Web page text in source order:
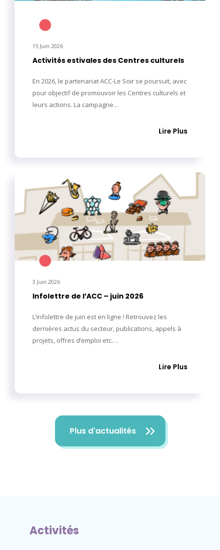
15 Juin 2026
Activités estivales des Centres culturels
En 2026, le partenariat ACC-Le Soir se poursuit, avec
pour objectif de promouvoir les Centres culturels et
leurs actions. La campagne…
Lire Plus
3 Juin 2026
Infolettre de l’ACC – juin 2026
L’infolettre de juin est en ligne ! Retrouvez les
dernières actus du secteur, publications, appels à
projets, offres d’emploi etc.…
Lire Plus
Plus d'actualités
Activités